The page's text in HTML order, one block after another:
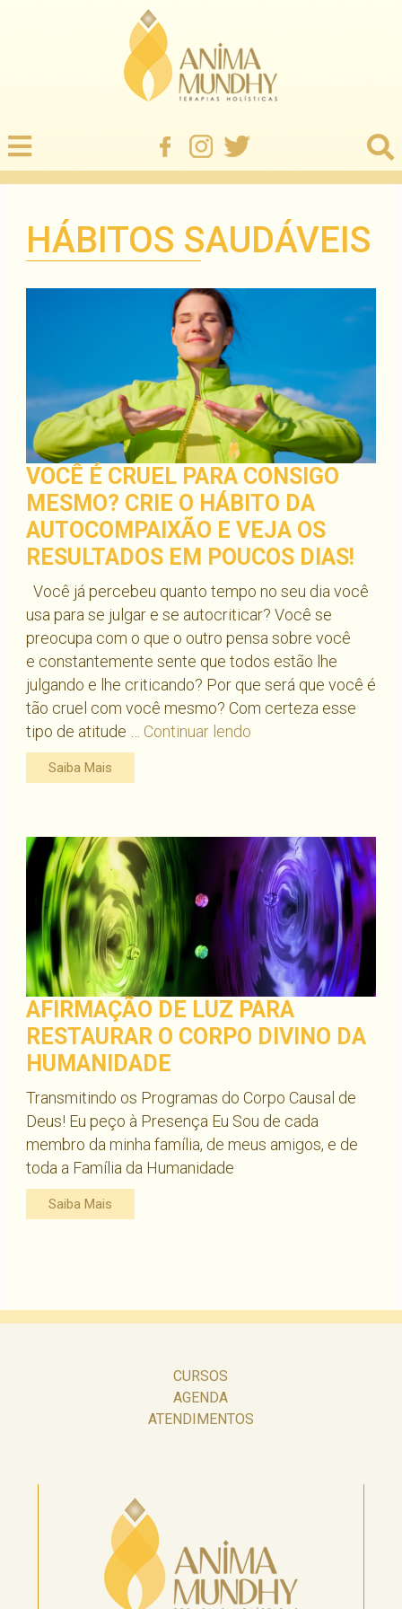
HÁBITOS SAUDÁVEIS
VOCÊ É CRUEL PARA CONSIGO
MESMO? CRIE O HÁBITO DA
AUTOCOMPAIXÃO E VEJA OS
RESULTADOS EM POUCOS DIAS!
Você já percebeu quanto tempo no seu dia você
usa para se julgar e se autocriticar? Você se
preocupa com o que o outro pensa sobre você
e constantemente sente que todos estão lhe
julgando e lhe criticando? Por que será que você é
tão cruel com você mesmo? Com certeza esse
tipo de atitude … Continuar lendoVocê
mesmo?
Crie
o
Hábito
da
Autocompaixão
e
veja
os
poucos
dias!
Saiba Mais
AFIRMAÇÃO DE LUZ PARA
RESTAURAR O CORPO DIVINO DA
HUMANIDADE
Transmitindo os Programas do Corpo Causal de
Deus! Eu peço à Presença Eu Sou de cada
membro da minha família, de meus amigos, e de
toda a Família da Humanidade
Saiba Mais
CURSOS
AGENDA
ATENDIMENTOS